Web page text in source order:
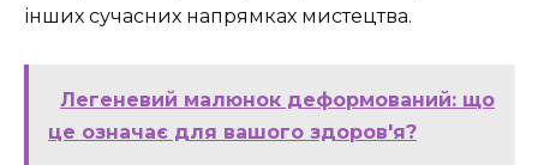
інших сучасних напрямках мистецтва.
Легеневий малюнок деформований: що
це означає для вашого здоров'я?